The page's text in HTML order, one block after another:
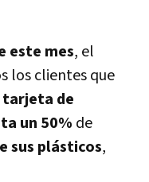
este mes, el
los clientes que
tarjeta de
un 50% de
sus plásticos,